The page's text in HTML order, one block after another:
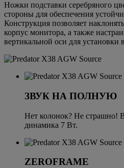
Ножки подставки серебряного
стороны для обеспечения
Конструкция позволяет
корпус монитора, а также
вертикальной оси для
ЗВУК НА ПОЛНУЮ
Нет колонок? Не страшно!
динамика 7 Вт.
ZEROFRAME